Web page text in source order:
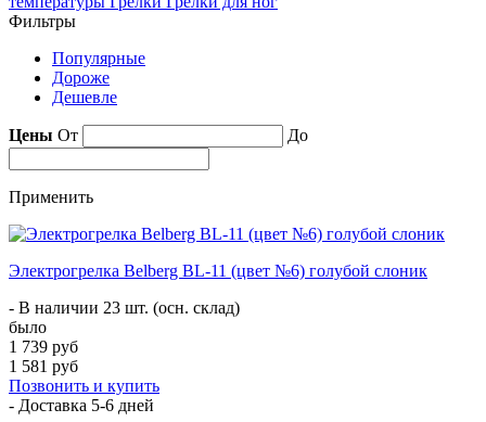
Фильтры
Популярные
Дороже
Дешевле
Цены От До
Применить
Электрогрелка Belberg BL-11 (цвет №6) голубой слоник
- В наличии 23 шт. (осн. склад)
было
1 739 руб
1 581 руб
Позвонить и купить
- Доставка 5-6 дней